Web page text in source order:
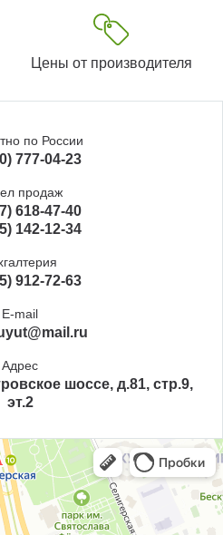
Цены от производителя
по России
777-04-23
продаж
618-47-40
142-12-34
912-72-63
E-mail
Адрес
шоссе, д.81, стр.9,
эт.2